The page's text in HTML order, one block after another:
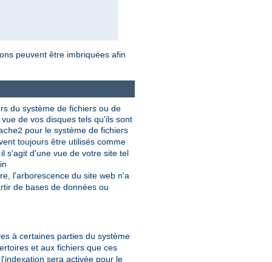
peuvent être imbriquées afin
du système de fichiers ou de
de vos disques tels qu'ils sont
pour le système de fichiers
toujours être utilisés comme
s'agit d'une vue de votre site tel
l'arborescence du site web n'a
de bases de données ou
à certaines parties du système
et aux fichiers que ces
sera activée pour le